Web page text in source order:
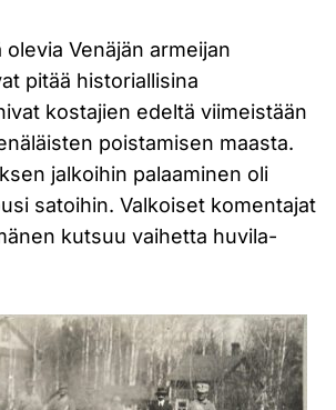
Venäjän armeijan
pitää historiallisina
kostajien edeltä viimeistään
poistamisen maasta.
jalkoihin palaaminen oli
satoihin. Valkoiset komentajat
kutsuu vaihetta huvila-